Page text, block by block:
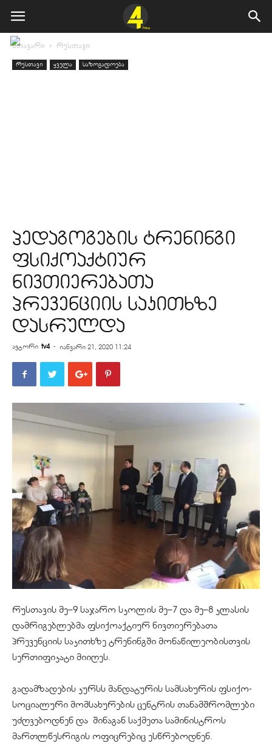
მთავარი რუსთავი
რუსთავი ყველა საზოგადოება
პედაგოგების ტრენინგი
ფსიქოაქტიურ
ნივთიერებათა
პრევენციის საკითხზე
დასრულდა
ავტორი tv4 - იანვარი 21, 2020 11:24
რუსთავის მე–9 საჯარო სკოლის მე–7 და მე–8 კლასის
დამრიგებლებმა ფსიქოაქტიურ ნივთიერებათა
პრევენციის საკითხზე ტრენინგში მონაწილეობისთვის
სერთიფიკატი მიიღეს.
გადამზადების კურსს მანდატურის სამსახურის ფსიქო-
სოციალური მომსახურების ცენტრის თანამშრომლები
უძღვებოდნენ და შინაგან საქმეთა სამინისტროს
მართლწესრიგის ოფიცრებიც ესწრებოდნენ.